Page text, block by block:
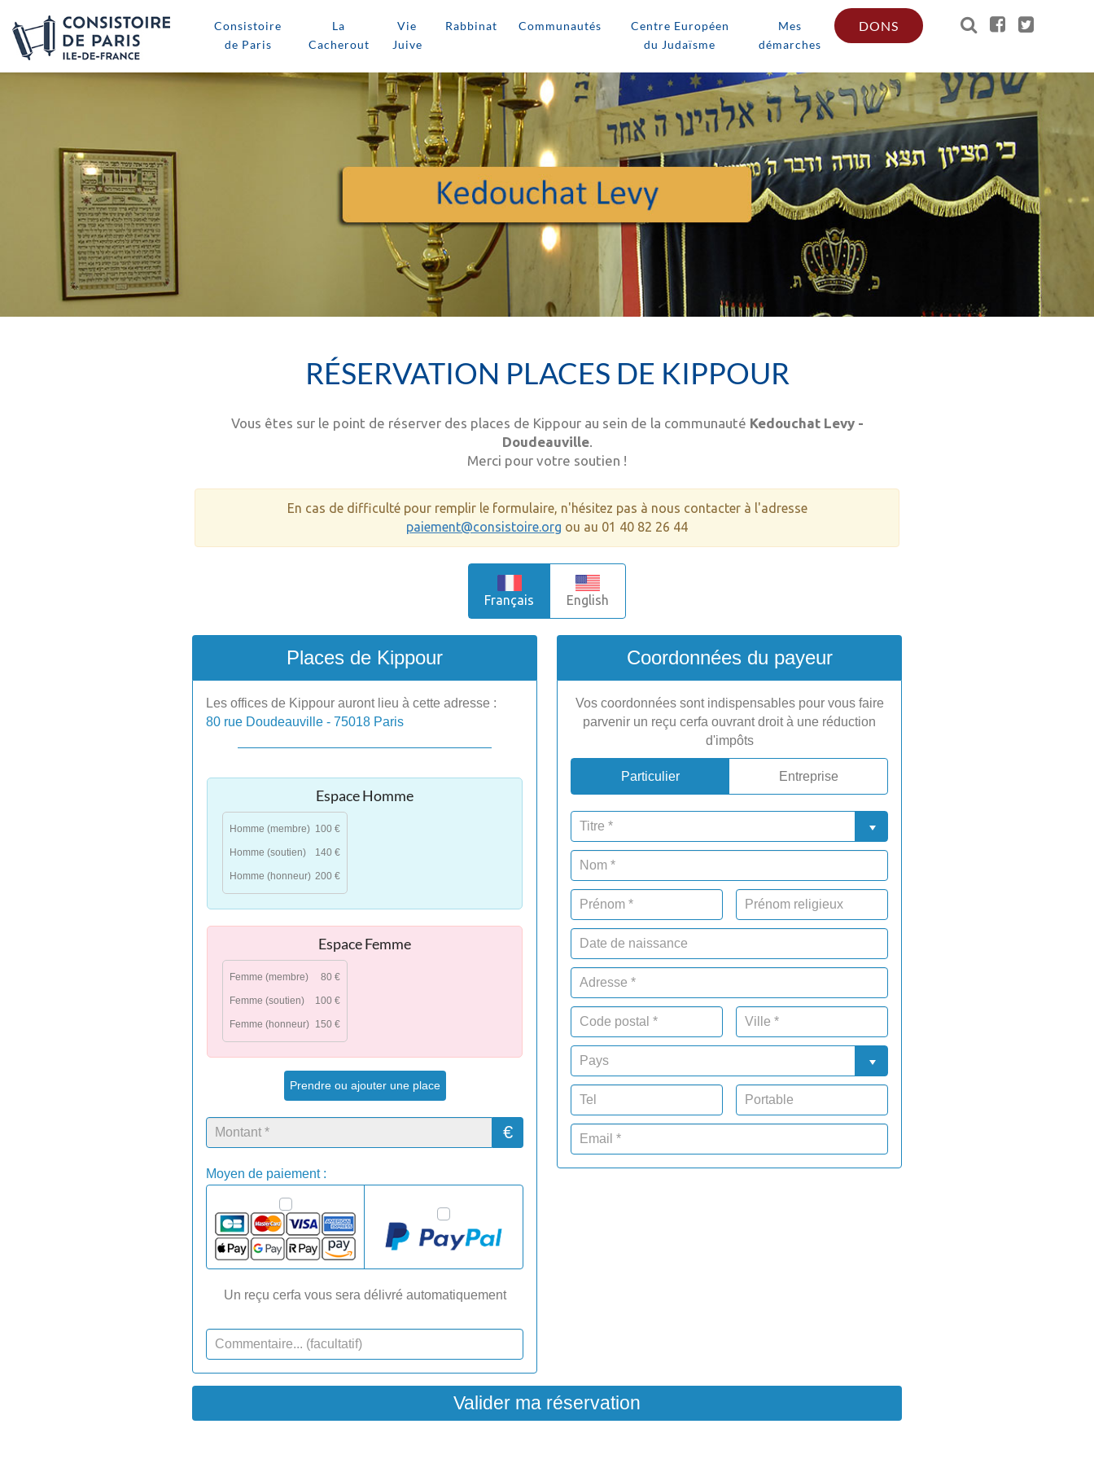
Consistoire
de Paris
La
Cacherout
Vie
Juive
Rabbinat Communautés
Centre Européen
du Judaïsme
Mes
démarches
DONS
RÉSERVATION PLACES DE KIPPOUR
Vous êtes sur le point de réserver des places de Kippour au sein de la communauté Kedouchat Levy -
Doudeauville.
Merci pour votre soutien !
En cas de difficulté pour remplir le formulaire, n'hésitez pas à nous contacter à l'adresse
paiement@consistoire.org ou au 01 40 82 26 44
Français English
Places de Kippour
Les offices de Kippour auront lieu à cette adresse :
80 rue Doudeauville - 75018 Paris
Espace Homme
Homme (membre) 100 €
Homme (soutien) 140 €
Homme (honneur) 200 €
Espace Femme
Femme (membre) 80 €
Femme (soutien) 100 €
Femme (honneur) 150 €
Prendre ou ajouter une place
€
Moyen de paiement :
Un reçu cerfa vous sera délivré automatiquement
Coordonnées du payeur
Vos coordonnées sont indispensables pour vous faire
parvenir un reçu cerfa ouvrant droit à une réduction
d'impôts
Particulier Entreprise
Valider ma réservation